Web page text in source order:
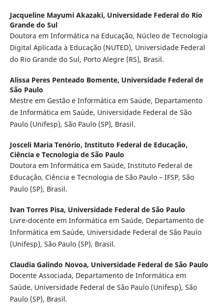
Jacqueline Mayumi Akazaki, Universidade Federal do Rio
Grande do Sul
Doutora em Informática na Educação, Núcleo de Tecnologia
Digital Aplicada à Educação (NUTED), Universidade Federal
do Rio Grande do Sul, Porto Alegre (RS), Brasil.
Alissa Peres Penteado Bomente, Universidade Federal de
São Paulo
Mestre em Gestão e Informática em Saúde, Departamento
de Informática em Saúde, Universidade Federal de São
Paulo (Unifesp), São Paulo (SP), Brasil.
Josceli Maria Tenório, Instituto Federal de Educação,
Ciência e Tecnologia de São Paulo
Doutora em Informática em Saúde, Instituto Federal de
Educação, Ciência e Tecnologia de São Paulo – IFSP, São
Paulo (SP), Brasil.
Ivan Torres Pisa, Universidade Federal de São Paulo
Livre-docente em Informática em Saúde, Departamento de
Informática em Saúde, Universidade Federal de São Paulo
(Unifesp), São Paulo (SP), Brasil.
Claudia Galindo Novoa, Universidade Federal de São Paulo
Docente Associada, Departamento de Informática em
Saúde, Universidade Federal de São Paulo (Unifesp), São
Paulo (SP), Brasil.